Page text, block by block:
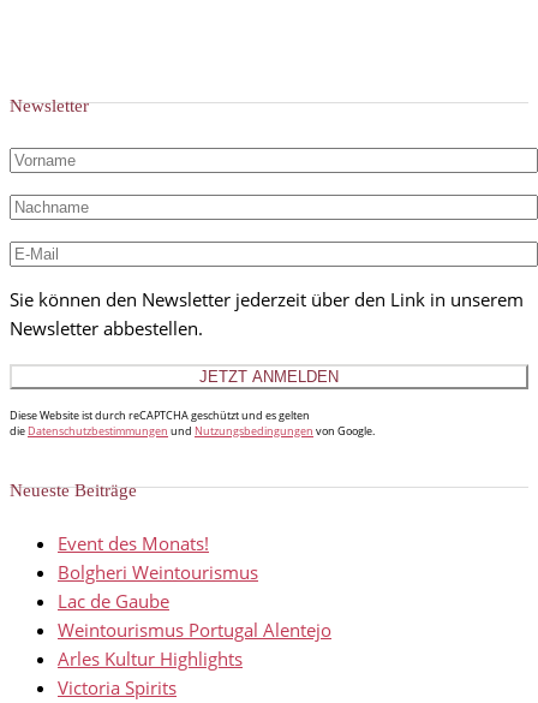
Newsletter
Sie können den Newsletter jederzeit über den Link in unserem
Newsletter abbestellen.
Diese Website ist durch reCAPTCHA geschützt und es gelten
die Datenschutzbestimmungen und Nutzungsbedingungen von Google.
Neueste Beiträge
Event des Monats!
Bolgheri Weintourismus
Lac de Gaube
Weintourismus Portugal Alentejo
Arles Kultur Highlights
Victoria Spirits